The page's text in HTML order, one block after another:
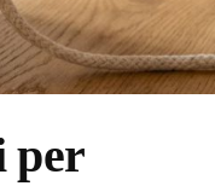
per